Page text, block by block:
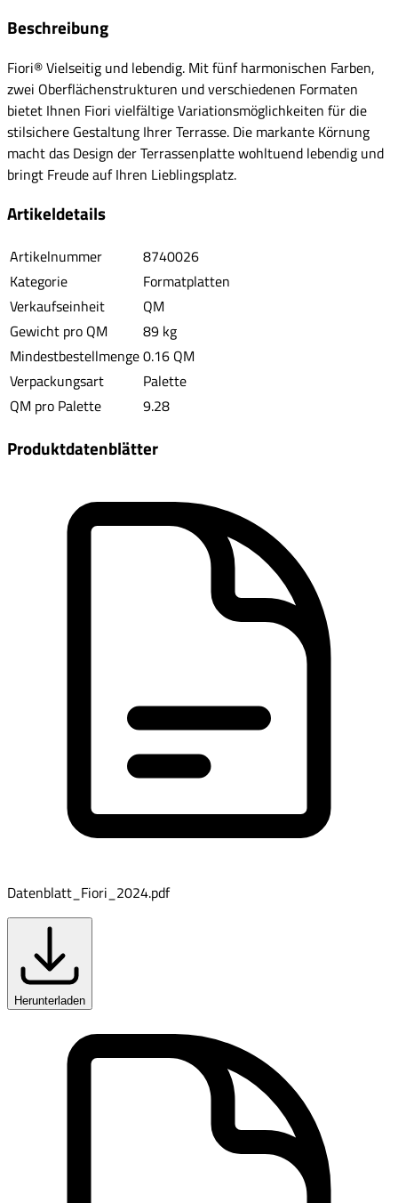
Beschreibung
Fiori® Vielseitig und lebendig. Mit fünf harmonischen Farben,
zwei Oberflächenstrukturen und verschiedenen Formaten
bietet Ihnen Fiori vielfältige Variationsmöglichkeiten für die
stilsichere Gestaltung Ihrer Terrasse. Die markante Körnung
macht das Design der Terrassenplatte wohltuend lebendig und
bringt Freude auf Ihren Lieblingsplatz.
Artikeldetails
Artikelnummer
8740026
Kategorie
Formatplatten
Verkaufseinheit
QM
Gewicht pro QM
89 kg
Mindestbestellmenge0.16 QM
Verpackungsart
Palette
QM pro Palette
9.28
Produktdatenblätter
Datenblatt_Fiori_2024.pdf
Herunterladen